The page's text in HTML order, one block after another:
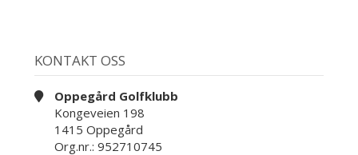
KONTAKT OSS
Oppegård Golfklubb
Kongeveien 198
1415 Oppegård
Org.nr.: 952710745